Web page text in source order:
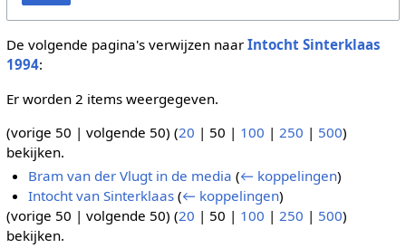
De volgende pagina's verwijzen naar Intocht Sinterklaas
1994:
Er worden 2 items weergegeven.
(vorige 50 | volgende 50) (20 | 50 | 100 | 250 | 500)
bekijken.
Bram van der Vlugt in de media (← koppelingen)
Intocht van Sinterklaas (← koppelingen)
(vorige 50 | volgende 50) (20 | 50 | 100 | 250 | 500)
bekijken.